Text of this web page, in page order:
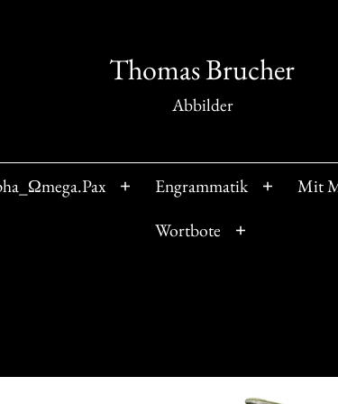
Thomas Brucher
Abbilder
Menü
öffnen
Engrammatik
Menü
Mit
Wortbote
Menü